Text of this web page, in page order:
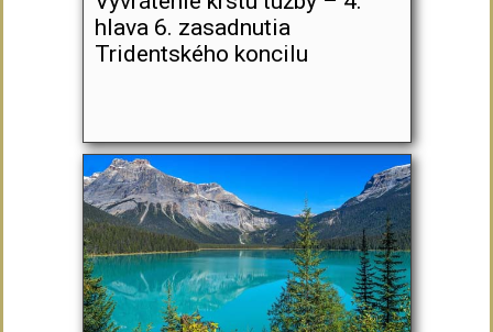
hlava 6. zasadnutia
Tridentského koncilu